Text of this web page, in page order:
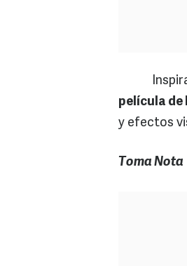
Inspirada
película
y efectos
Toma Nota